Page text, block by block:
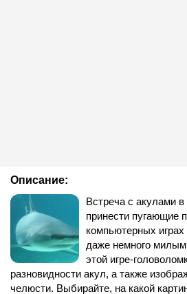
Описание:
Встреча с акулами
принести пугающие
компьютерных
даже немного
этой игре-
разновидности акул, а также
челюсти. Выбирайте, на какой